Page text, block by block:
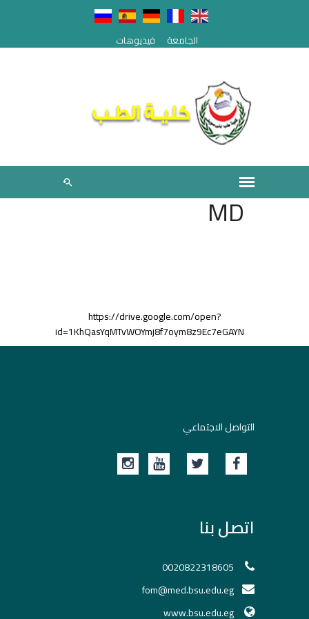
الجامعة فيديوهات
MD
https://drive.google.com/open?
id=1KhQasYqMTvWOYmj8f7oym8z9Ec7eGAYN
التواصل الاجتماعي
اتصل بنا
0020822318605
fom@med.bsu.edu.eg
www.bsu.edu.eg